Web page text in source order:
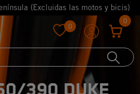
(Excluidas las motos y bicis)
0
0